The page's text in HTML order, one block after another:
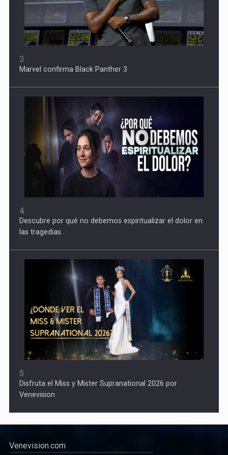
3
Marvel confirma Black Panther 3
4
Descubre por qué no debemos espiritualizar el dolor en
las tragedias.
5
Disfruta el Miss y Mister Supranational 2026 por
Venevision
Venevision.com